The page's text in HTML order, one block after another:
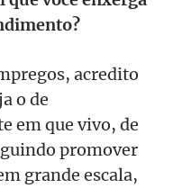
acredito
o de
em que vivo, de
promover
grande escala,